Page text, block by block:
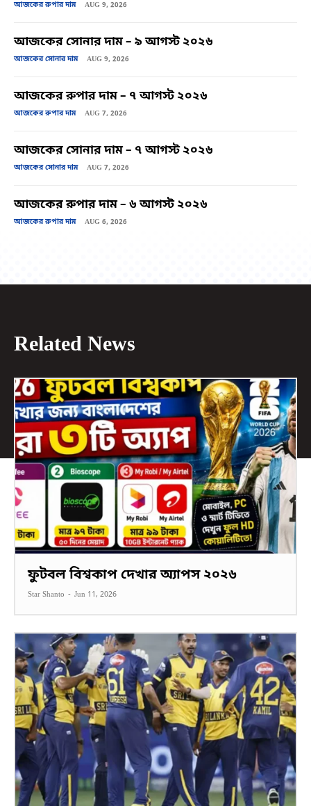
আজকের রুপার দাম AUG 9, 2026
আজকের সোনার দাম – ৯ আগস্ট ২০২৬
আজকের সোনার দাম AUG 9, 2026
আজকের রুপার দাম – ৭ আগস্ট ২০২৬
আজকের রুপার দাম AUG 7, 2026
আজকের সোনার দাম – ৭ আগস্ট ২০২৬
আজকের সোনার দাম AUG 7, 2026
আজকের রুপার দাম – ৬ আগস্ট ২০২৬
আজকের রুপার দাম AUG 6, 2026
Related News
ফুটবল বিশ্বকাপ দেখার অ্যাপস ২০২৬
Star Shanto - Jun 11, 2026